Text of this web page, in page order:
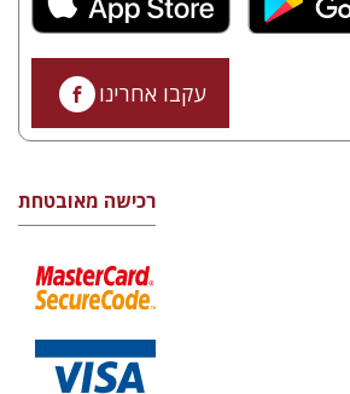
עקבו אחרינו
רכישה מאובטחת